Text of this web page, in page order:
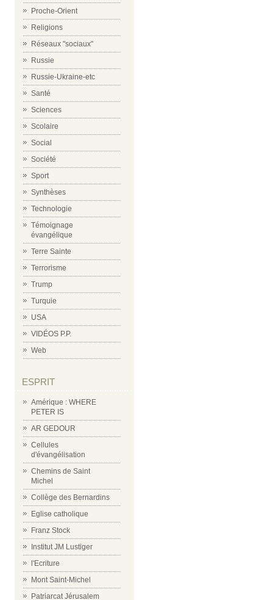
Proche-Orient
Religions
Réseaux "sociaux"
Russie
Russie-Ukraine-etc
Santé
Sciences
Scolaire
Social
Société
Sport
Synthèses
Technologie
Témoignage
évangélique
Terre Sainte
Terrorisme
Trump
Turquie
USA
VIDÉOS P.P.
Web
ESPRIT
Amérique : WHERE
PETER IS
AR GEDOUR
Cellules
d'évangélisation
Chemins de Saint
Michel
Collège des Bernardins
Eglise catholique
Franz Stock
Institut JM Lustiger
l'Ecriture
Mont Saint-Michel
Patriarcat Jérusalem